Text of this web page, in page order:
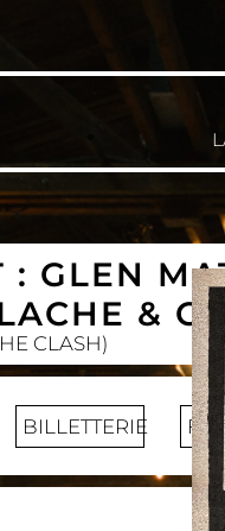
: GLEN
&
CLASH)
BILLETTERIE